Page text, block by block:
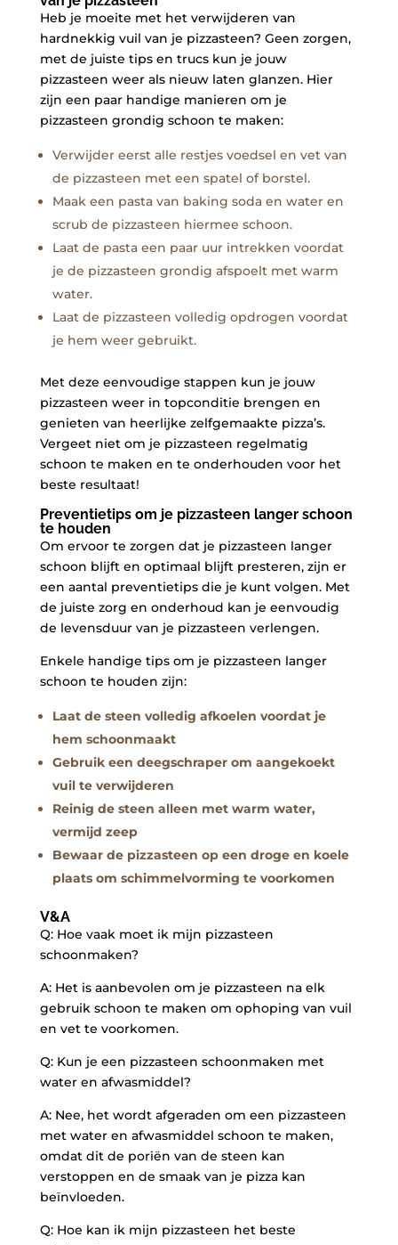
Heb je moeite met​ het​ verwijderen van
hardnekkig vuil van je⁣ pizzasteen? Geen zorgen,
⁢met ⁢de ⁢juiste tips en trucs⁣ kun ⁣je jouw
pizzasteen weer ⁢als ​nieuw laten glanzen. ⁤Hier
zijn een‍ paar handige ⁣manieren om je
pizzasteen ‌grondig schoon te maken:
Verwijder eerst​ alle restjes voedsel en ⁢vet‌ van⁣
de pizzasteen met een⁣ spatel ​of borstel.
Maak een pasta van baking⁤ soda en water en
scrub de pizzasteen ‍hiermee ⁤schoon.
Laat de pasta een paar⁢ uur intrekken voordat
‌je de pizzasteen grondig afspoelt⁢ met ⁢warm​
water.
Laat de⁢ pizzasteen volledig opdrogen voordat
je hem weer gebruikt.
Met ⁢deze⁢ eenvoudige⁢ stappen ​kun‌ je jouw
pizzasteen weer in ‍topconditie⁢ brengen en
genieten van⁤ heerlijke zelfgemaakte pizza’s.
Vergeet niet om je pizzasteen regelmatig
schoon te maken en te onderhouden voor het
beste ⁣resultaat!
Preventietips om je pizzasteen⁢ langer schoon
te ⁣houden
Om ervoor te zorgen dat je ⁢pizzasteen‌ langer
schoon blijft en optimaal blijft presteren, zijn er
een aantal preventietips die je kunt volgen. ​Met
de​ juiste zorg en onderhoud kan je eenvoudig
de ‌levensduur van je pizzasteen verlengen.
Enkele handige tips om je⁤ pizzasteen⁣ langer
schoon ​te ‌houden zijn:
Laat de ‌steen volledig⁣ afkoelen​ voordat je
hem schoonmaakt
Gebruik een deegschraper om ⁤aangekoekt
vuil‌ te verwijderen
Reinig de steen alleen⁤ met warm‌ water,
vermijd‌ zeep
Bewaar de ​pizzasteen⁢ op een droge en ⁣koele
plaats om schimmelvorming‌ te voorkomen
V&A
Q: Hoe vaak‍ moet ​ik mijn pizzasteen
schoonmaken?
A: ​Het is aanbevolen om⁢ je pizzasteen na⁣ elk
gebruik‍ schoon te‍ maken om ophoping van⁣ vuil
en vet te voorkomen.
Q: Kun je een pizzasteen schoonmaken ⁣met
‌water en afwasmiddel?
A: Nee, ​het ⁤wordt afgeraden‌ om een pizzasteen
met‌ water en⁢ afwasmiddel schoon te ⁤maken,
omdat dit‌ de poriën van de steen kan
⁢verstoppen en ​de⁤ smaak⁢ van je‍ pizza kan
beïnvloeden.
Q: Hoe kan ik mijn pizzasteen het beste